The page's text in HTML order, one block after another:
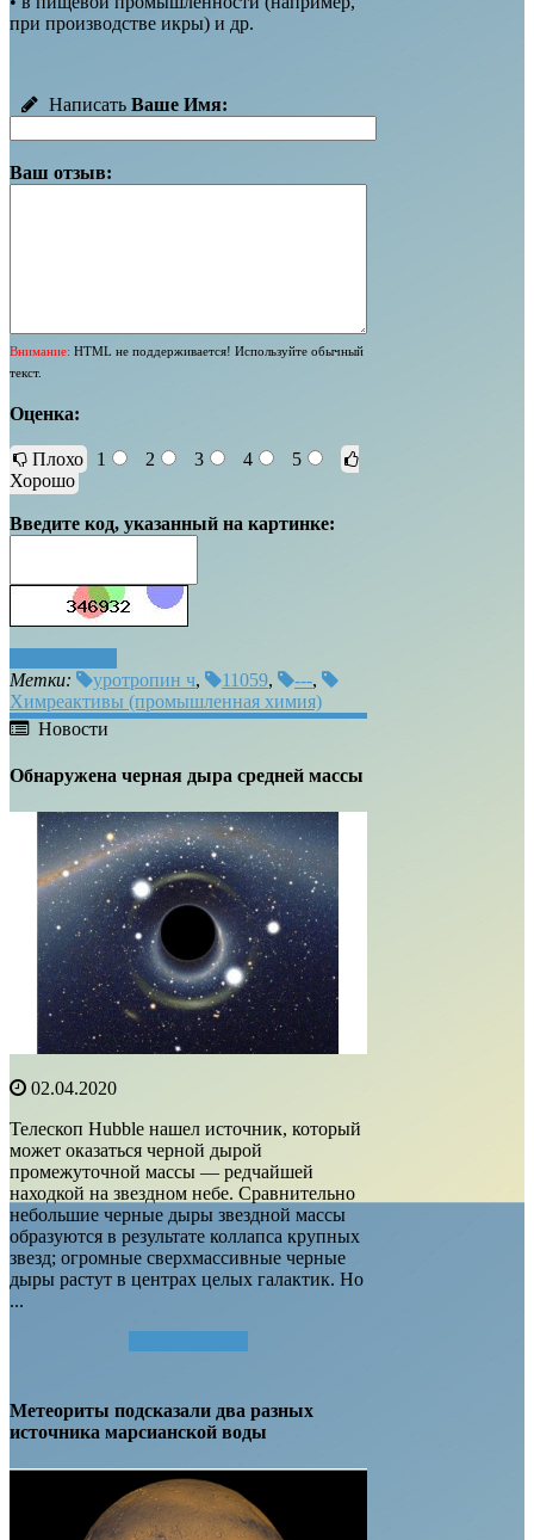
при производстве икры) и др.
Написать Ваше Имя:
Ваш отзыв:
Внимание: HTML не поддерживается! Используйте обычный
текст.
Оценка:
Плохо 1 2 3 4
5
Хорошо
Введите код, указанный на картинке:
Метки:
уротропин ч, 11059, ---,
Химреактивы (промышленная химия)
Новости
Обнаружена черная дыра средней массы
02.04.2020
Телескоп Hubble нашел источник, который
может оказаться черной дырой
промежуточной массы — редчайшей
находкой на звездном небе. Сравнительно
небольшие черные дыры звездной массы
образуются в результате коллапса крупных
звезд; огромные сверхмассивные черные
дыры растут в центрах целых галактик. Но
...
Метеориты подсказали два разных
источника марсианской воды